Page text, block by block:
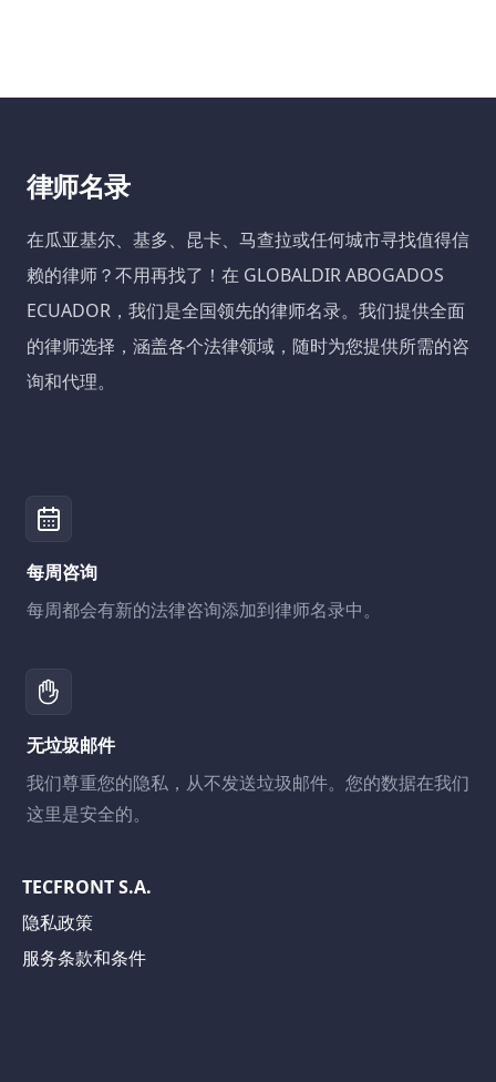
律师名录
在瓜亚基尔、基多、昆卡、马查拉或任何城市寻找值得信
赖的律师？不用再找了！在 GLOBALDIR ABOGADOS
ECUADOR，我们是全国领先的律师名录。我们提供全面
的律师选择，涵盖各个法律领域，随时为您提供所需的咨
询和代理。
每周咨询
每周都会有新的法律咨询添加到律师名录中。
无垃圾邮件
我们尊重您的隐私，从不发送垃圾邮件。您的数据在我们
这里是安全的。
TECFRONT S.A.
隐私政策
服务条款和条件